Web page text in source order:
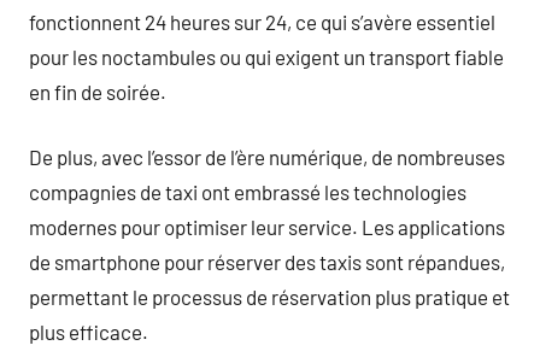
fonctionnent 24 heures sur 24, ce qui s’avère essentiel
pour les noctambules ou qui exigent un transport fiable
en fin de soirée.
De plus, avec l’essor de l’ère numérique, de nombreuses
compagnies de taxi ont embrassé les technologies
modernes pour optimiser leur service. Les applications
de smartphone pour réserver des taxis sont répandues,
permettant le processus de réservation plus pratique et
plus efficace.